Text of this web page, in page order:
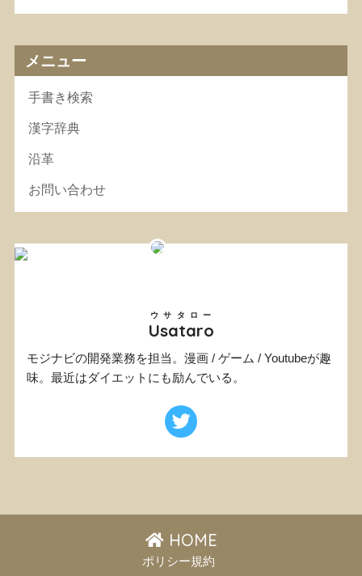
メニュー
手書き検索
漢字辞典
沿革
お問い合わせ
Usataro
ウサタロー
モジナビの開発業務を担当。漫画 / ゲーム / Youtubeが趣
味。最近はダイエットにも励んでいる。
HOME
ポリシー規約